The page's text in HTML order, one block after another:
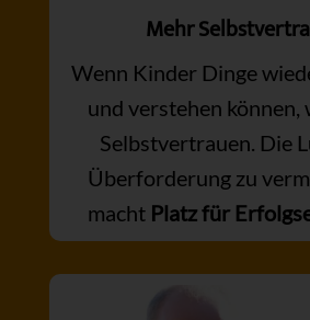
Mehr
Wenn Kinder Dinge
und verstehen können,
Selbstvertrauen. Die
Überforderung zu
macht Platz für